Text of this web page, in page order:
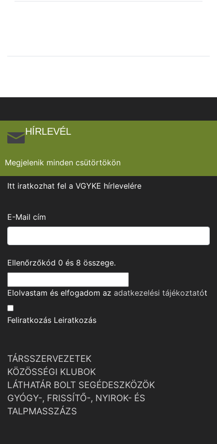
HÍRLEVÉL
Megjelenik minden csütörtökön
Itt iratkozhat fel a VGYKE hírlevelére
E-Mail cím
Ellenőrzőkód 0 és 8 összege.
Elolvastam és elfogadom az adatkezelési tájékoztatót
Feliratkozás Leiratkozás
TÁRSSZERVEZETEK
KÖZÖSSÉGI KLUBOK
LÁTHATÁR BOLT SEGÉDESZKÖZÖK
GYÓGY-, FRISSÍTŐ-, NYIROK- ÉS
TALPMASSZÁZS